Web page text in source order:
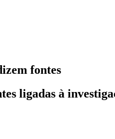
fontes
ligadas à